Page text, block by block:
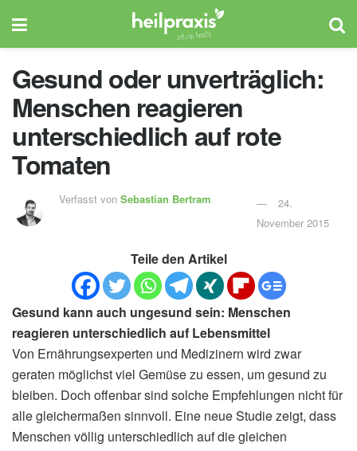
Gesund oder unverträglich:
Menschen reagieren
unterschiedlich auf rote
Tomaten
Verfasst von Sebastian Bertram
24.
November 2015
Teile den Artikel
Gesund kann auch ungesund sein: Menschen
reagieren unterschiedlich auf Lebensmittel
Von Ernährungsexperten und Medizinern wird zwar
geraten möglichst viel Gemüse zu essen, um gesund zu
bleiben. Doch offenbar sind solche Empfehlungen nicht für
alle gleichermaßen sinnvoll. Eine neue Studie zeigt, dass
Menschen völlig unterschiedlich auf die gleichen